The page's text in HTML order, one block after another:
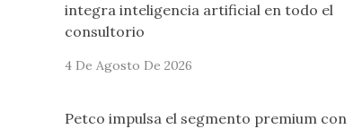
integra inteligencia artificial en todo el
consultorio
4 De Agosto De 2026
Petco impulsa el segmento premium con